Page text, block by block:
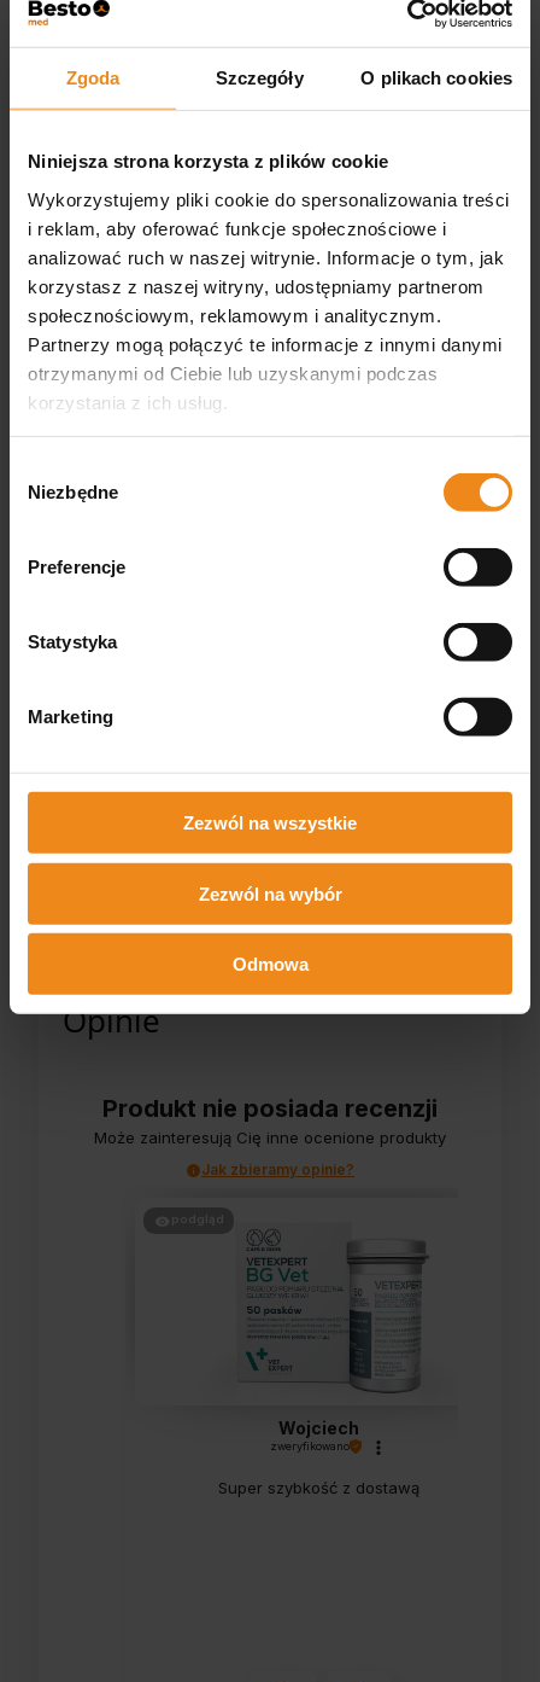
Zgoda Szczegóły O plikach cookies
Niniejsza strona korzysta z plików cookie
Wykorzystujemy pliki cookie do spersonalizowania treści
i reklam, aby oferować funkcje społecznościowe i
analizować ruch w naszej witrynie. Informacje o tym, jak
korzystasz z naszej witryny, udostępniamy partnerom
społecznościowym, reklamowym i analitycznym.
Partnerzy mogą połączyć te informacje z innymi danymi
otrzymanymi od Ciebie lub uzyskanymi podczas
korzystania z ich usług.
zgody
Niezbędne
Preferencje
Statystyka
Marketing
Zezwól na wszystkie
Zezwól na wybór
Odmowa
Strzykawka automatyczna
SIMCRO Premium 0,5 ml
158,00 zł
zawiera 23% VAT, bez kosztów
dostawy
Strzykawka automatyczna
SIMCRO Standard 0,5 ml
140,00 zł
zawiera 23% VAT, bez kosztów
DO KOSZYKA
Strzykawka weterynaryjna
1 070,00 zł
zawiera 23% VAT, bez kosztów
Uniwersalny drenczer HSW
do aplikacji leków 23 ml
645,00 zł
zawiera 23% VAT, bez kosztów
dostawy
Opinie
Produkt nie posiada recenzji
Może zainteresują Cię inne ocenione produkty
Jak zbieramy opinie?
podgląd
Wojciech
zweryfikowano
Super szybkość z dostawą